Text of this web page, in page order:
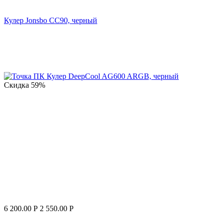
Кулер Jonsbo CC90, черный
Скидка 59%
6 200.00 Р 2 550.00 Р